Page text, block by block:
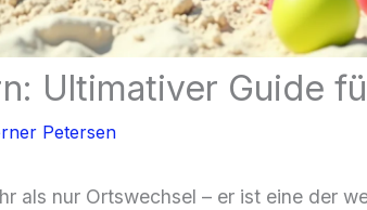
Ultimativer Guide
Petersen
als nur Ortswechsel – er ist eine der